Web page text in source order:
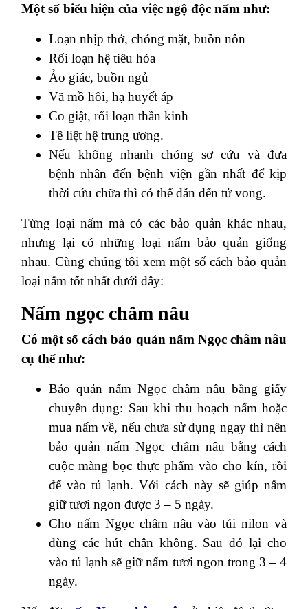
Một số biểu hiện của việc ngộ độc nấm như:
Loạn nhịp thở, chóng mặt, buồn nôn
Rối loạn hệ tiêu hóa
Ảo giác, buồn ngủ
Vã mồ hôi, hạ huyết áp
Co giật, rối loạn thần kinh
Tê liệt hệ trung ương.
Nếu không nhanh chóng sơ cứu và đưa
bệnh nhân đến bệnh viện gần nhất để kịp
thời cứu chữa thì có thể dẫn đến tử vong.
Từng loại nấm mà có các bảo quản khác nhau,
nhưng lại có những loại nấm bảo quản giống
nhau. Cùng chúng tôi xem một số cách bảo quản
loại nấm tốt nhất dưới đây:
Nấm ngọc châm nâu
Có một số cách bảo quản nấm Ngọc châm nâu
cụ thể như:
Bảo quản nấm Ngọc châm nâu bằng giấy
chuyên dụng: Sau khi thu hoạch nấm hoặc
mua nấm về, nếu chưa sử dụng ngay thì nên
bảo quản nấm Ngọc châm nâu bằng cách
cuộc màng bọc thực phẩm vào cho kín, rồi
để vào tủ lạnh. Với cách này sẽ giúp nấm
giữ tươi ngon được 3 – 5 ngày.
Cho nấm Ngọc châm nâu vào túi nilon và
dùng các hút chân không. Sau đó lại cho
vào tủ lạnh sẽ giữ nấm tươi ngon trong 3 – 4
ngày.